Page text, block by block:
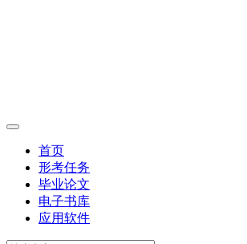
首页
形考任务
毕业论文
电子书库
应用软件